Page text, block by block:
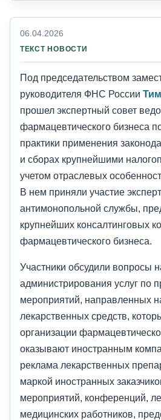
06.04.2026
ТЕКСТ НОВОСТИ
Под председательством
руководителя ФНС России
прошел экспертный совет
фармацевтического бизнеса
практики применения
и сборах крупнейшими
учетом отраслевых
В нем приняли участие
антимонопольной службы,
крупнейших консалтинговых
фармацевтического бизнеса.
Участники обсудили вопросы
администрирования услуг по
мероприятий, направленных
лекарственных средств,
организации
оказывают иностранным
реклама лекарственных
маркой иностранных
мероприятий, конференций,
медицинских работников,